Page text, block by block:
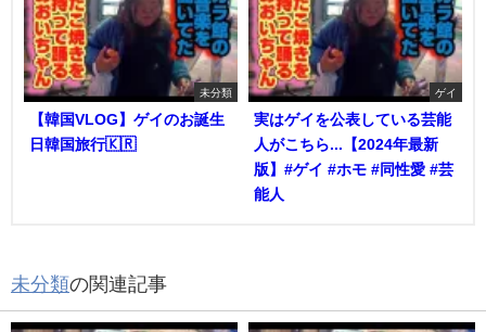
未分類
【韓国VLOG】ゲイのお誕生
日韓国旅行🇰🇷
ゲイ
実はゲイを公表している芸能
人がこちら...【2024年最新
版】#ゲイ #ホモ #同性愛 #芸
能人
未分類の関連記事